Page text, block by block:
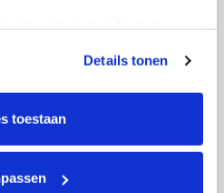
op elk moment wijzigen of
onderaan de pagina. De
in het tabblad “details”.
Details tonen
toestaan